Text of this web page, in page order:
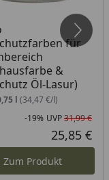
für
&
Öl-Lasur)
l (34,47 €/l)
-19% UVP31,99 €
25,85 €
Zum Produkt